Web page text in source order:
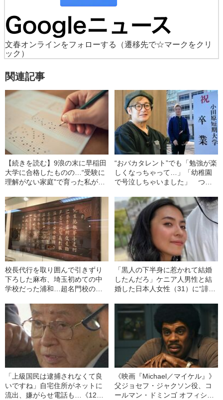
文春オンラインをフォローする
（遷移先で☆マークをクリ
ック）
関連記事
【続きを読む】9浪の末に早稲田
大学に合格したものの…“受験に
理解がない家庭”で育った私が入
“おバカタレント”でも「勉強が楽
しくなっちゃって…」「幼稚園
で号泣しちゃいました」 つる
を取得した理由
校長代行を取り囲んで引きずり
下ろした麻布、埼玉初めての中
学校だった浦和…超名門校の知
「黒人の下半身に惹かれて結婚
したんだろ」ケニア人男性と結
婚した日本人女性（31）に“誹謗
「上級国民は逮捕されなくて良
いですね」自宅住所がネットに
流出、嫌がらせ電話も…《12人
《映画『Michael／マイケル』》
父ジョセフ・ジャクソン役、コ
ールマン・ドミンゴ オフィシャ